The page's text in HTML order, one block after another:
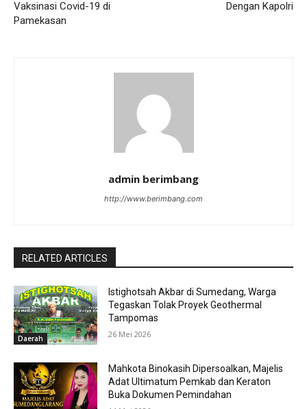
Vaksinasi Covid-19 di
Pamekasan
Dengan Kapolri
admin berimbang
http://www.berimbang.com
RELATED ARTICLES
Daerah
Istighotsah Akbar di Sumedang, Warga
Tegaskan Tolak Proyek Geothermal
Tampomas
26 Mei 2026
Mahkota Binokasih Dipersoalkan, Majelis
Adat Ultimatum Pemkab dan Keraton
Buka Dokumen Pemindahan